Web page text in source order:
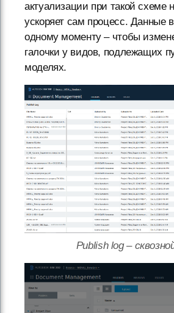
актуализации при такой схеме
ускоряет сам процесс. Данные
одному моменту – чтобы
галочки у видов, подлежащих
моделях.
Publish log –